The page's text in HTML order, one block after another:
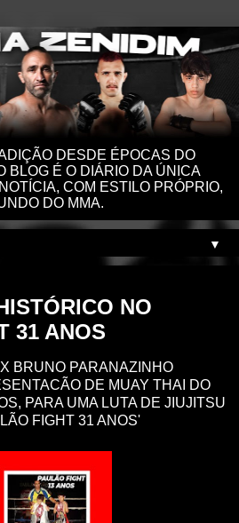
DESDE ÉPOCAS DO
BLOG É O DIÁRIO DA ÚNICA
COM ESTILO PRÓPRIO,
DO MMA.
▼
NO
31 ANOS
BRUNO PARANAZINHO
DE MUAY THAI DO
PARA UMA LUTA DE JIUJITSU
FIGHT 31 ANOS'